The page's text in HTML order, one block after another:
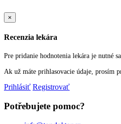
×
Recenzia lekára
Pre pridanie hodnotenia lekára je nutné
Ak už máte prihlasovacie údaje, prosím
Prihlásiť Registrovať
Potřebujete pomoc?